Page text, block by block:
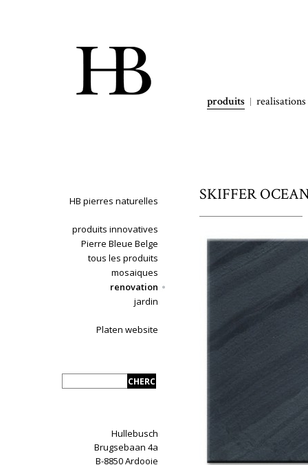
produits realisations
HB pierres naturelles
produits innovatives
Pierre Bleue Belge
tous les produits
mosaiques
renovation
jardin
Platen website
Hullebusch
Brugsebaan 4a
B-8850 Ardooie
SKIFFER